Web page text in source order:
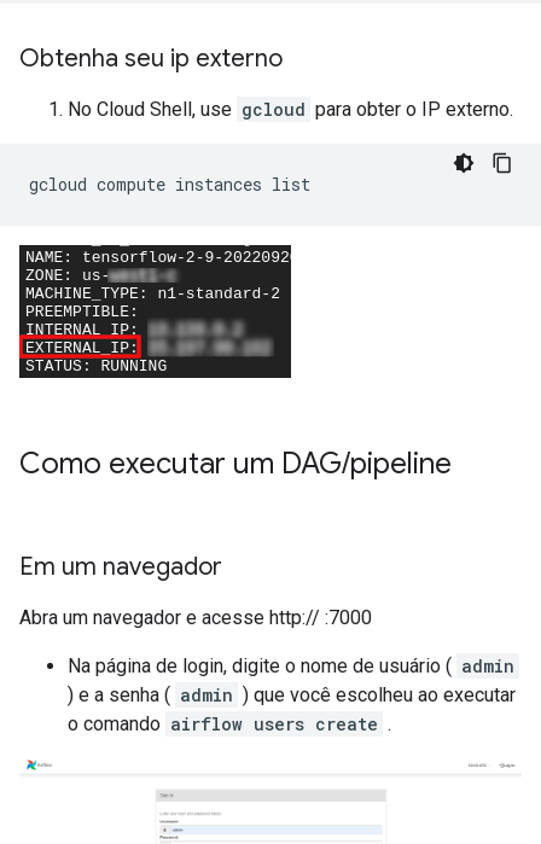
Obtenha seu ip externo
No Cloud Shell, use gcloud para obter o IP externo.
gcloud compute instances list
Como executar um DAG/pipeline
Em um navegador
Abra um navegador e acesse http:// :7000
Na página de login, digite o nome de usuário ( admin
) e a senha ( admin ) que você escolheu ao executar
o comando airflow users create .